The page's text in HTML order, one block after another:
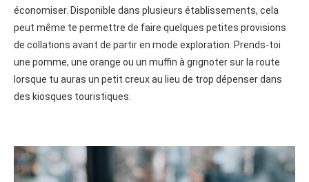
économiser. Disponible dans plusieurs établissements, cela
peut même te permettre de faire quelques petites provisions
de collations avant de partir en mode exploration. Prends-toi
une pomme, une orange ou un muffin à grignoter sur la route
lorsque tu auras un petit creux au lieu de trop dépenser dans
des kiosques touristiques.